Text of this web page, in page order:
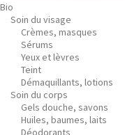
Bio
Soin du visage
Crèmes, masques
Sérums
Yeux et lèvres
Teint
Démaquillants, lotions
Soin du corps
Gels douche, savons
Huiles, baumes, laits
Déodorants